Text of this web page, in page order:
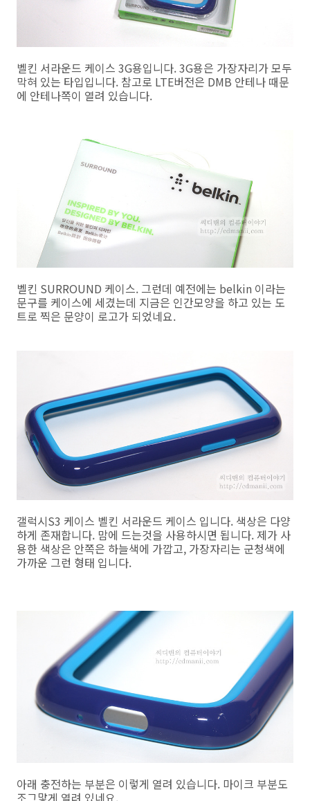
벨킨 서라운드 케이스 3G용입니다. 3G용은 가장자리가 모두
막혀 있는 타입입니다. 참고로 LTE버전은 DMB 안테나 때문
에 안테나쪽이 열려 있습니다.
벨킨 SURROUND 케이스. 그런데 예전에는 belkin 이라는
문구를 케이스에 세겼는데 지금은 인간모양을 하고 있는 도
트로 찍은 문양이 로고가 되었네요.
갤럭시S3 케이스 벨킨 서라운드 케이스 입니다. 색상은 다양
하게 존재합니다. 맘에 드는것을 사용하시면 됩니다. 제가 사
용한 색상은 안쪽은 하늘색에 가깝고, 가장자리는 군청색에
가까운 그런 형태 입니다.
아래 충전하는 부분은 이렇게 열려 있습니다. 마이크 부분도